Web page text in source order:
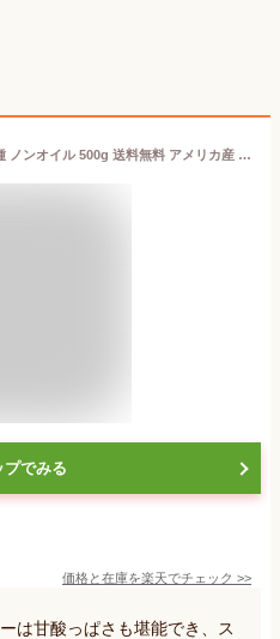
ワイルドブルーベリー 野生種 ノンオイル 500g 送料無料 アメリカ産 ドライフルーツ 【プレミアム・ワイルドブルーベリー500g】
プでみる
価格と在庫を楽天でチェック >>
は甘酸っぱさも堪能でき、ス